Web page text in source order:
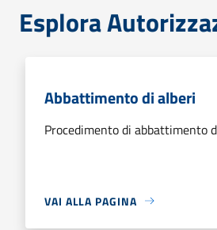
Esplora
Abbattimento di alberi
Procedimento di abbattimento
VAI ALLA PAGINA